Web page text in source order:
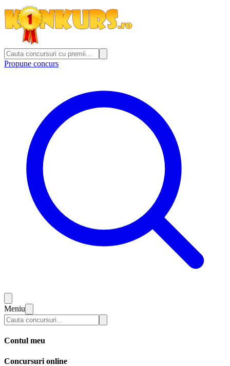
Propune concurs
Meniu
Contul meu
Concursuri online